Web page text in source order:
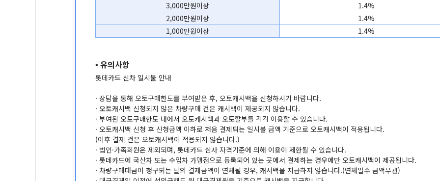
3,000만원이상
1.4%
2,000만원이상
1.4%
1,000만원이상
1.4%
▪ 유의사항
롯데카드 신차 일시불 안내
· 상담을 통해 오토구매한도를 부여받은 후, 오토캐시백을 신청하시기 바랍니다.
· 오토캐시백 신청되지 않은 차량구매 건은 캐시백이 제공되지 않습니다.
· 부여된 오토구매한도 내에서 오토캐시백과 오토할부를 각각 이용할 수 있습니다.
· 오토캐시백 신청 후 신청금액 이하로 처음 결제되는 일시불 금액 기준으로 오토캐시백이 적용됩니다.
(이후 결제 건은 오토캐시백이 적용되지 않습니다.)
· 법인·가족회원은 제외되며, 롯데카드 심사 자격기준에 의해 이용이 제한될 수 있습니다.
· 롯데카드에 국산차 또는 수입차 가맹점으로 등록되어 있는 곳에서 결제하는 경우에만 오토캐시백이 제공됩니다.
· 차량구매대금이 청구되는 달의 결제금액이 연체될 경우, 캐시백을 지급하지 않습니다.(연체일수 금액무관)